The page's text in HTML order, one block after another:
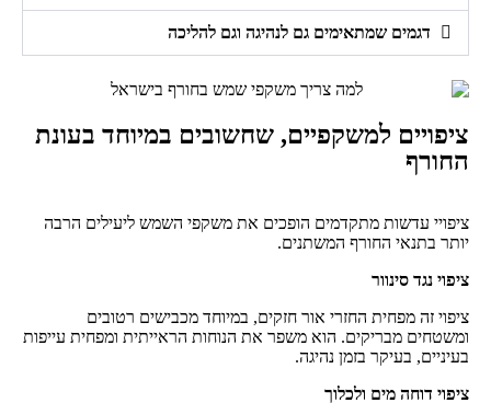
דגמים שמתאימים גם לנהיגה וגם להליכה
ציפויים למשקפיים, שחשובים במיוחד בעונת
החורף
ציפויי עדשות מתקדמים הופכים את משקפי השמש ליעילים הרבה
יותר בתנאי החורף המשתנים.
ציפוי נגד סינוור
ציפוי זה מפחית החזרי אור חזקים, במיוחד מכבישים רטובים
ומשטחים מבריקים. הוא משפר את הנוחות הראייתית ומפחית עייפות
בעיניים, בעיקר בזמן נהיגה.
ציפוי דוחה מים ולכלוך